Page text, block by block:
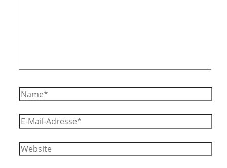
Name*
E-
Mail-
Adresse*
Website